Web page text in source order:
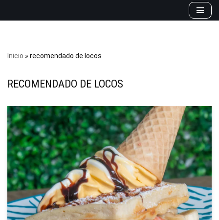
Inicio » recomendado de locos
RECOMENDADO DE LOCOS